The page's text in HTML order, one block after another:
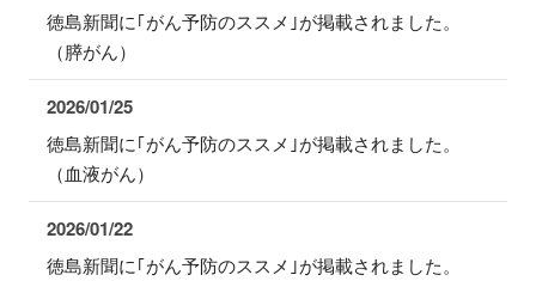
徳島新聞に｢がん予防のススメ｣が掲載されました。
（膵がん）
2026/01/25
徳島新聞に｢がん予防のススメ｣が掲載されました。
（血液がん）
2026/01/22
徳島新聞に｢がん予防のススメ｣が掲載されました。